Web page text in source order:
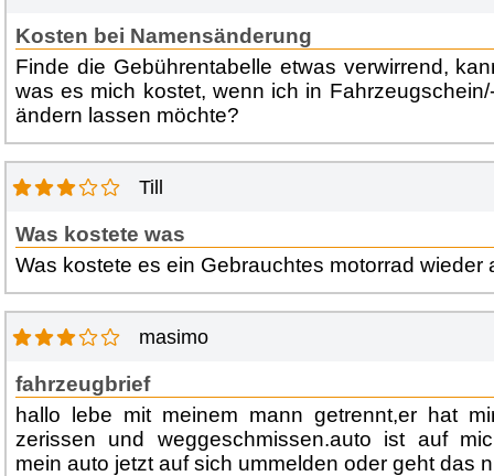
Kosten bei Namensänderung
Finde die Gebührentabelle etwas verwirrend,
was es mich kostet, wenn ich in
ändern lassen möchte?
Till
Was kostete was
Was kostete es ein Gebrauchtes motorrad wieder
masimo
fahrzeugbrief
hallo lebe mit meinem mann getrennt,er hat
zerissen und weggeschmissen.auto ist auf
mein auto jetzt auf sich ummelden oder geht das